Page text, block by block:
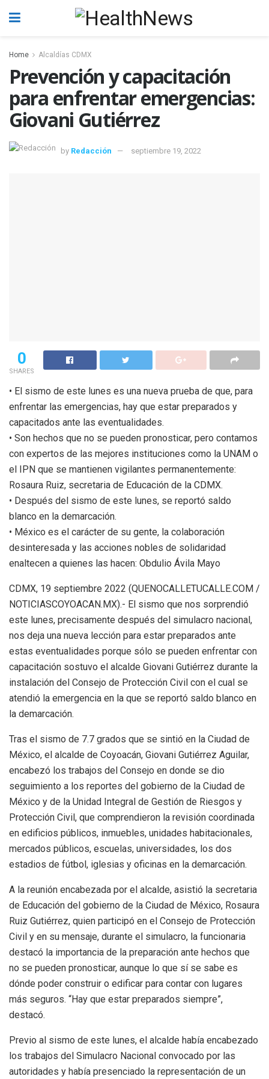
Home Alcaldías CDMX
Prevención y capacitación
para enfrentar emergencias:
Giovani Gutiérrez
by Redacción septiembre 19, 2022
0
SHARES
• El sismo de este lunes es una nueva prueba de que, para
enfrentar las emergencias, hay que estar preparados y
capacitados ante las eventualidades.
• Son hechos que no se pueden pronosticar, pero contamos
con expertos de las mejores instituciones como la UNAM o
el IPN que se mantienen vigilantes permanentemente:
Rosaura Ruiz, secretaria de Educación de la CDMX.
• Después del sismo de este lunes, se reportó saldo
blanco en la demarcación.
• México es el carácter de su gente, la colaboración
desinteresada y las acciones nobles de solidaridad
enaltecen a quienes las hacen: Obdulio Ávila Mayo
CDMX, 19 septiembre 2022 (QUENOCALLETUCALLE.COM /
NOTICIASCOYOACAN.MX).- El sismo que nos sorprendió
este lunes, precisamente después del simulacro nacional,
nos deja una nueva lección para estar preparados ante
estas eventualidades porque sólo se pueden enfrentar con
capacitación sostuvo el alcalde Giovani Gutiérrez durante la
instalación del Consejo de Protección Civil con el cual se
atendió la emergencia en la que se reportó saldo blanco en
la demarcación.
Tras el sismo de 7.7 grados que se sintió en la Ciudad de
México, el alcalde de Coyoacán, Giovani Gutiérrez Aguilar,
encabezó los trabajos del Consejo en donde se dio
seguimiento a los reportes del gobierno de la Ciudad de
México y de la Unidad Integral de Gestión de Riesgos y
Protección Civil, que comprendieron la revisión coordinada
en edificios públicos, inmuebles, unidades habitacionales,
mercados públicos, escuelas, universidades, los dos
estadios de fútbol, iglesias y oficinas en la demarcación.
A la reunión encabezada por el alcalde, asistió la secretaria
de Educación del gobierno de la Ciudad de México, Rosaura
Ruiz Gutiérrez, quien participó en el Consejo de Protección
Civil y en su mensaje, durante el simulacro, la funcionaria
destacó la importancia de la preparación ante hechos que
no se pueden pronosticar, aunque lo que sí se sabe es
dónde poder construir o edificar para contar con lugares
más seguros. “Hay que estar preparados siempre”,
destacó.
Previo al sismo de este lunes, el alcalde había encabezado
los trabajos del Simulacro Nacional convocado por las
autoridades y había presenciado la representación de un